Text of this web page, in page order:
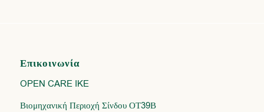
Επικοινωνία
OPEN CARE IKE
Βιομηχανική Περιοχή Σίνδου ΟΤ39Β